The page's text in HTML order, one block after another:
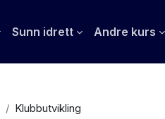
Sunn idrett Andre kurs
Klubbutvikling